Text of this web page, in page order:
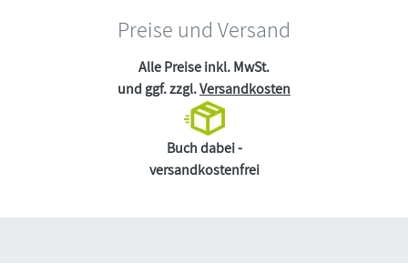
Preise und Versand
Alle Preise inkl. MwSt.
und ggf. zzgl.Versandkosten
Buch dabei -
versandkostenfrei